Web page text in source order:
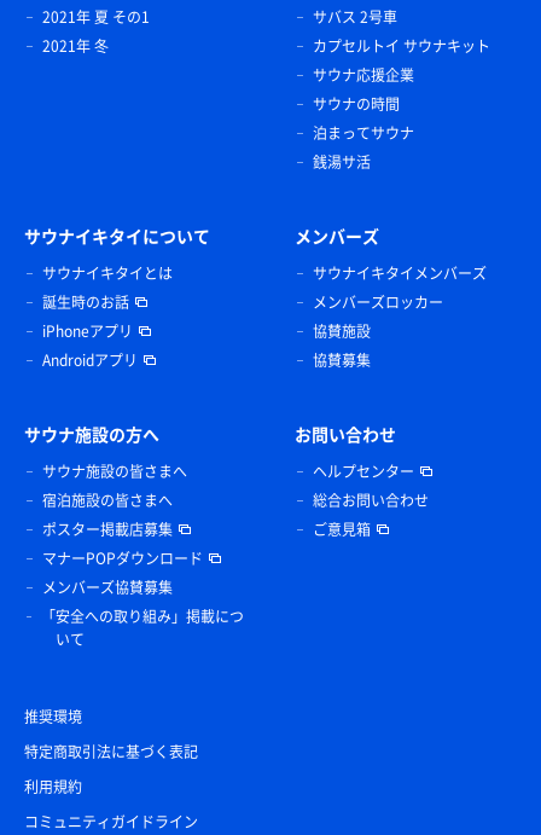
2021年 夏 その1
2021年 冬
サバス 2号車
カプセルトイ サウナキット
サウナ応援企業
サウナの時間
泊まってサウナ
銭湯サ活
サウナイキタイについて
サウナイキタイとは
誕生時のお話
iPhoneアプリ
Androidアプリ
メンバーズ
サウナイキタイメンバーズ
メンバーズロッカー
協賛施設
協賛募集
サウナ施設の方へ
サウナ施設の皆さまへ
宿泊施設の皆さまへ
ポスター掲載店募集
マナーPOPダウンロード
メンバーズ協賛募集
「安全への取り組み」掲載につ
いて
お問い合わせ
ヘルプセンター
総合お問い合わせ
ご意見箱
推奨環境
特定商取引法に基づく表記
利用規約
コミュニティガイドライン